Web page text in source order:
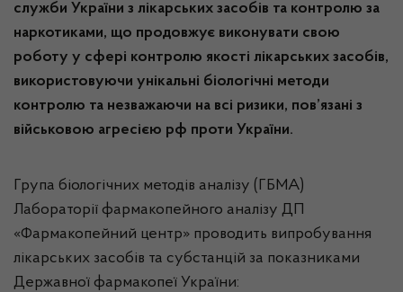
служби України з лікарських засобів та контролю за
наркотиками, що продовжує виконувати свою
роботу у сфері контролю якості лікарських засобів,
використовуючи унікальні біологічні методи
контролю та незважаючи на всі ризики, пов’язані з
військовою агресією рф проти України.
Група біологічних методів аналізу (ГБМА)
Лабораторії фармакопейного аналізу ДП
«Фармакопейний центр» проводить випробування
лікарських засобів та субстанцій за показниками
Державної фармакопеї України: